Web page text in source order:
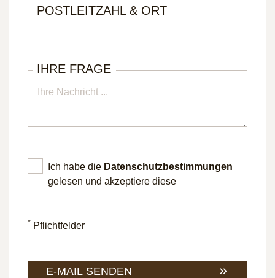
POSTLEITZAHL & ORT
IHRE FRAGE
Ich habe die Datenschutz­bestimmungen
gelesen und akzeptiere diese
* Pflichtfelder
E-MAIL SENDEN